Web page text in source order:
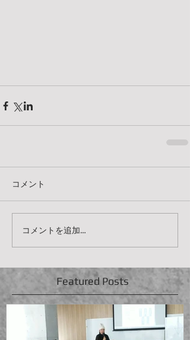
コメント
コメントを追加…
Featured Posts